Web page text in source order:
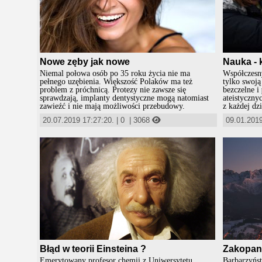
Nowe zęby jak nowe
Niemal połowa osób po 35 roku życia nie ma
pełnego uzębienia. Większość Polaków ma też
problem z próchnicą. Protezy nie zawsze się
sprawdzają, implanty dentystyczne mogą natomiast
zawieźć i nie mają możliwości przebudowy.
20.07.2019 17:27:20.
0 3068
Nauka -
tylko swoją
bezczelne
z każdej
Błąd w teorii Einsteina ?